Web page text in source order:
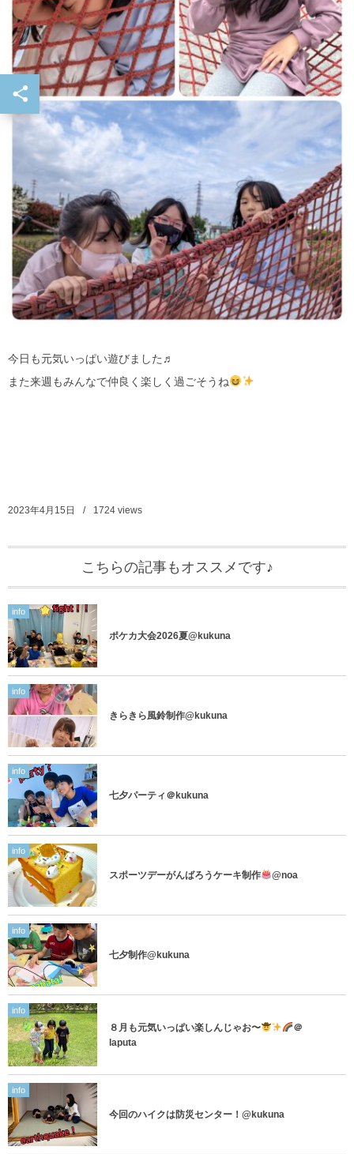
今日も元気いっぱい遊びました♬
また来週もみんなで仲良く楽しく過ごそうね
2023年4月15日 1724 views
こちらの記事もオススメです♪
info
ポケカ大会2026夏@kukuna
info
きらきら風鈴制作@kukuna
info
七夕パーティ＠kukuna
info
スポーツデーがんばろうケーキ制作 @noa
info
七夕制作@kukuna
info
８月も元気いっぱい楽しんじゃお〜
＠
laputa
info
今回のハイクは防災センター！@kukuna